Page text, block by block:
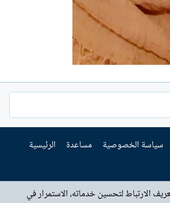
سياسة الخصوصية مساعدة الرئيسية
الارتباط لتحسين خدماته، الاستمرار في